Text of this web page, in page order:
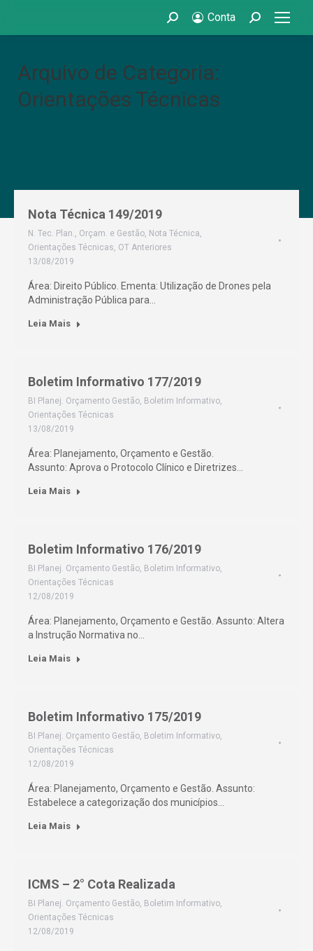
Search: Conta Search:
Arquivo de Categoria:
Orientações Técnicas
Nota Técnica 149/2019
N. Tec. Plan., Orçam. e Gestão, Nota Técnica,
Orientações Técnicas, OT Anteriores
13/08/2019
Área: Direito Público. Ementa: Utilização de Drones pela
Administração Pública para…
Leia Mais
Boletim Informativo 177/2019
BI Planej. Orçamento Gestão, Boletim Informativo,
Orientações Técnicas
13/08/2019
Área: Planejamento, Orçamento e Gestão.
Assunto: Aprova o Protocolo Clínico e Diretrizes…
Leia Mais
Boletim Informativo 176/2019
BI Planej. Orçamento Gestão, Boletim Informativo,
Orientações Técnicas
12/08/2019
Área: Planejamento, Orçamento e Gestão. Assunto: Altera
a Instrução Normativa no…
Leia Mais
Boletim Informativo 175/2019
BI Planej. Orçamento Gestão, Boletim Informativo,
Orientações Técnicas
12/08/2019
Área: Planejamento, Orçamento e Gestão. Assunto:
Estabelece a categorização dos municípios…
Leia Mais
ICMS – 2° Cota Realizada
BI Planej. Orçamento Gestão, Boletim Informativo,
Orientações Técnicas
12/08/2019